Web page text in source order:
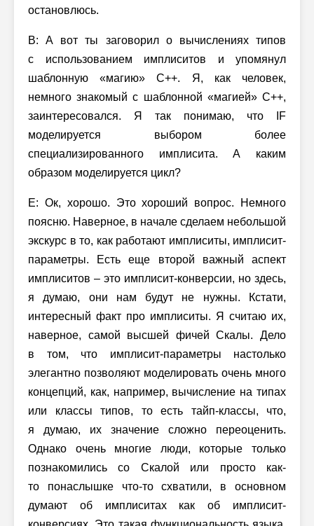
остановлюсь.
В: А вот ты заговорил о вычислениях типов
с использованием имплиситов и упомянул
шаблонную «магию» C++. Я, как человек,
немного знакомый с шаблонной «магией» С++,
заинтересовался. Я так понимаю, что IF
моделируется выбором более
специализированного имплисита. А каким
образом моделируется цикл?
Е: Ок, хорошо. Это хороший вопрос. Немного
поясню. Наверное, в начале сделаем небольшой
экскурс в то, как работают имплиситы, имплисит-
параметры. Есть еще второй важный аспект
имплиситов – это имплисит-конверсии, но здесь,
я думаю, они нам будут не нужны. Кстати,
интересный факт про имплиситы. Я считаю их,
наверное, самой высшей фичей Скалы. Дело
в том, что имплисит-параметры настолько
элегантно позволяют моделировать очень много
концепций, как, например, вычисление на типах
или классы типов, то есть тайп-классы, что,
я думаю, их значение сложно переоценить.
Однако очень многие люди, которые только
познакомились со Скалой или просто как-
то понаслышке что-то схватили, в основном
думают об имплиситах как об имплисит-